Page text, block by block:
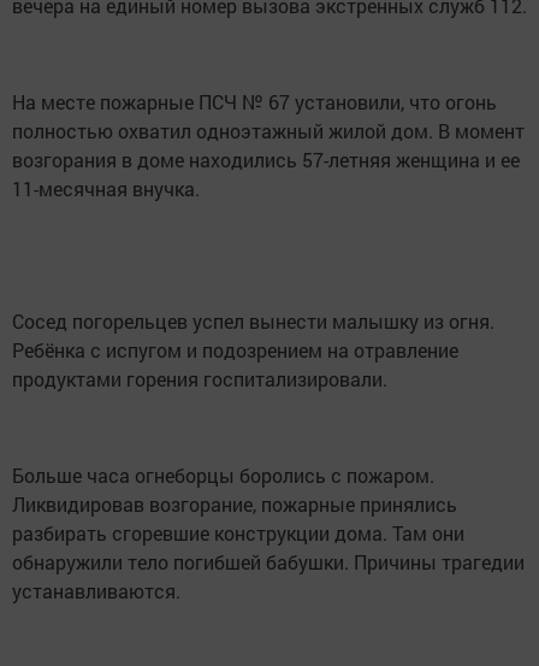
вечера на единый номер вызова экстренных служб 112.
На месте пожарные ПСЧ № 67 установили, что огонь
полностью охватил одноэтажный жилой дом. В момент
возгорания в доме находились 57-летняя женщина и ее
11-месячная внучка.
Сосед погорельцев успел вынести малышку из огня.
Ребёнка с испугом и подозрением на отравление
продуктами горения госпитализировали.
Больше часа огнеборцы боролись с пожаром.
Ликвидировав возгорание, пожарные принялись
разбирать сгоревшие конструкции дома. Там они
обнаружили тело погибшей бабушки. Причины трагедии
устанавливаются.